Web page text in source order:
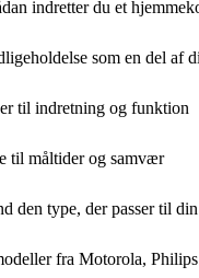
indretter du et
som en del af
til indretning og funktion
til måltider og samvær
den type, der passer til
fra Motorola,